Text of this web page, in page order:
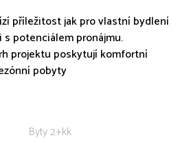
příležitost jak pro vlastní bydlení
potenciálem pronájmu.
projektu poskytují komfortní
pobyty
Byty 2+kk